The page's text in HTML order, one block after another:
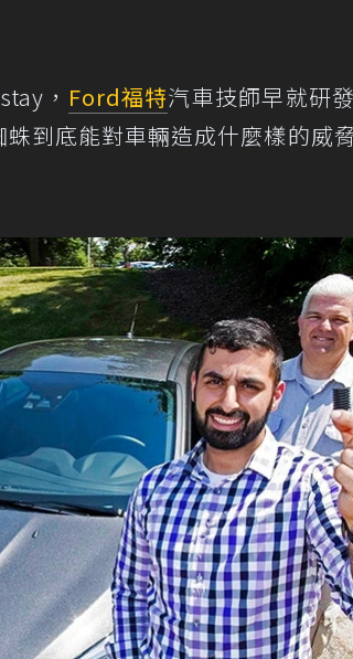
， Ford福特汽車技師早就研
到底能對車輛造成什麼樣的威